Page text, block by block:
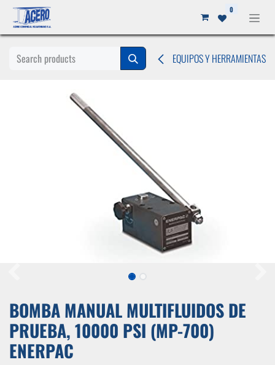
Ir al contenido 0
EQUIPOS Y HERRAMIENTAS
BOMBA MANUAL MULTIFLUIDOS DE
PRUEBA, 10000 PSI (MP-700)
ENERPAC